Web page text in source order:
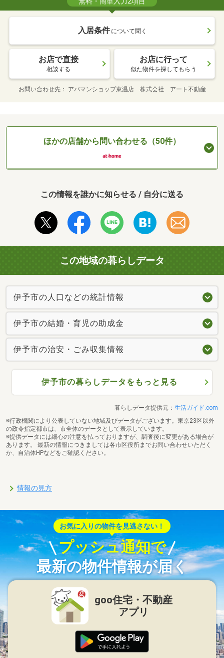
入居条件 について聞く
お店で直接
相談する
お店に行って
似た物件を探してもらう
お問い合わせ先 アパマンショップ東温店 株式会社 アート不動産
ほかの店舗から問い合わせる（50件）
この情報を誰かに知らせる / 自分に送る
この地域の暮らしデータ
伊予市の人口などの統計情報
伊予市の結婚・育児の助成金
伊予市の治安・ごみ収集情報
伊予市の暮らしデータをもっと見る
暮らしデータ提供元： 生活ガイド.com
※行政機関により公表していない地域及びデータがございます。東京23区以外
の政令指定都市は、市全体のデータとして表示しています。
※提供データには細心の注意を払っておりますが、調査後に変更がある場合が
あります。 最新の情報につきましては各市区役所までお問い合わせいただく
か、自治体HPなどをご確認ください。
情報の見方
お気に入りの物件を見逃さない！
プッシュ通知で
最新の物件情報が届く
goo住宅・不動産
アプリ